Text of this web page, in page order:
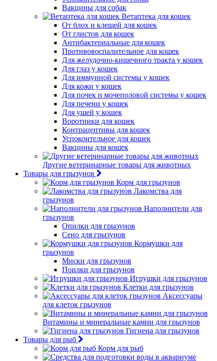
Вакцины для собак
Ветаптека для кошек
От блох и клещей для кошек
От глистов для кошек
Антибактериальные для кошек
Противовоспалительное для кошек
Для желудочно-кишечного тракта у кошек
Для глаз у кошек
Для иммунной системы у кошек
Для кожи у кошек
Для почек и мочеполовой системы у кошек
Для печени у кошек
Для ушей у кошек
Воротники для кошек
Контрацептивы для кошек
Успокоительное для кошек
Вакцины для кошек
Другие ветеринарные товары для животных
Товары для грызунов
Корм для грызунов
Лакомства для
грызунов
Наполнители для
грызунов
Опилки для грызунов
Сено для грызунов
Кормушки для
грызунов
Миски для грызунов
Поилки для грызунов
Игрушки для грызунов
Клетки для грызунов
Аксессуары
для клеток грызунов
Витамины и минеральные камни для грызунов
Гигиена для грызунов
Товары для рыб
Корм для рыб